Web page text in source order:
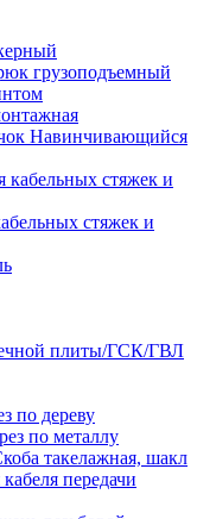
грузоподъемный
Навинчивающийся
стяжек и
плиты/ГСК/ГВЛ
по дереву
по металлу
такелажная, шакл
передачи